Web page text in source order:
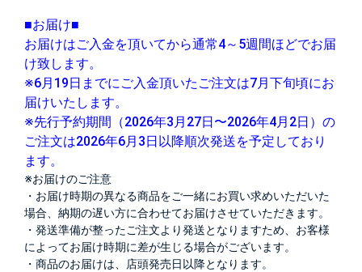
■お届け■
お届けはご入金を頂いてから通常4～5週間ほどでお届
け致します。
※6月19日までにご入金頂いたご注文は7月下旬頃にお
届けいたします。
※先行予約期間（2026年3月27日〜2026年4月2日）の
ご注文は2026年6月3日以降順次発送を予定しており
ます。
※お届けのご注意
・お届け時期の異なる商品をご一緒にお買い求めいただいた
場合、納期の遅い方に合わせてお届けさせていただきます。
・発送準備が整ったご注文より発送となりますため、お客様
によってお届け時期に差が生じる場合がございます。
・商品のお届けは、店頭発売日以降となります。